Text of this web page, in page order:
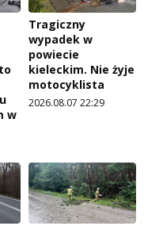
w
Tragiczny
wypadek w
powiecie
kieleckim. Nie żyje
motocyklista
2026.08.07 22:29